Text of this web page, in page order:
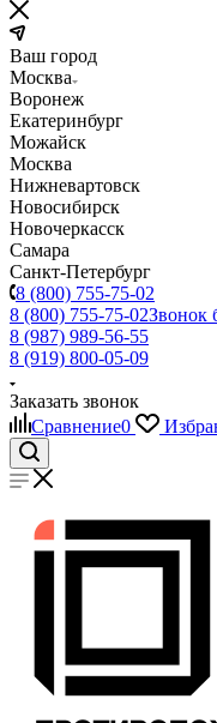
Ваш город
Москва
Воронеж
Екатеринбург
Можайск
Москва
Нижневартовск
Новосибирск
Новочеркасск
Самара
Санкт-Петербург
8 (800) 755-75-02
8 (800) 755-75-02Звонок
8 (987) 989-56-55
8 (919) 800-05-09
Заказать звонок
Сравнение0